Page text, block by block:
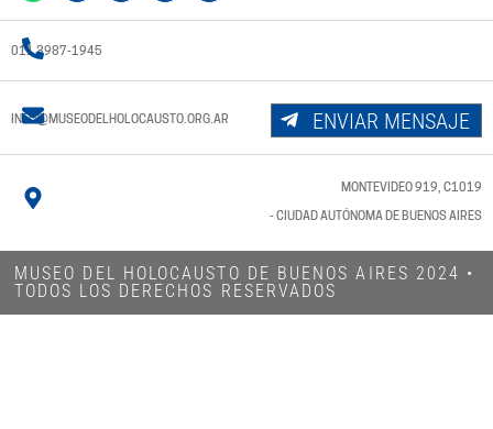
011 3987-1945
INFO@MUSEODELHOLOCAUSTO.ORG.AR ENVIAR MENSAJE
MONTEVIDEO 919, C1019
- CIUDAD AUTÓNOMA DE BUENOS AIRES
MUSEO DEL HOLOCAUSTO DE BUENOS AIRES 2024​ •
TODOS LOS DERECHOS RESERVADOS